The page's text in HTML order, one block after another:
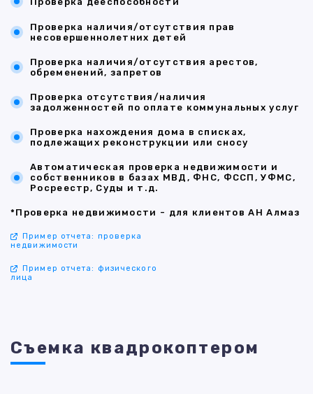
Проверка наличия/отсутствия прав
несовершеннолетних детей
Проверка наличия/отсутствия арестов,
обременений, запретов
Проверка отсутствия/наличия
задолженностей по оплате коммунальных услуг
Проверка нахождения дома в списках,
подлежащих реконструкции или сносу
Автоматическая проверка недвижимости и
собственников в базах МВД, ФНС, ФССП, УФМС,
Росреестр, Суды и т.д.
*Проверка недвижимости - для клиентов АН Алмаз
Пример отчета: проверка
недвижимости
Пример отчета: физического
лица
Съемка квадрокоптером